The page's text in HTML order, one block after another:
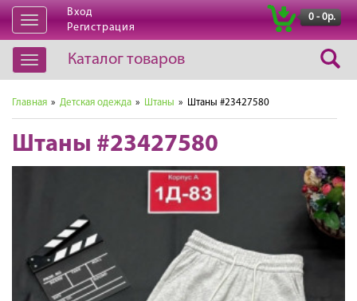
Открыть
навигацию
Вход
Регистрация
0 - 0р.
Открыть
навигацию
Каталог товаров
Главная » Детская одежда » Штаны » Штаны #23427580
Штаны #23427580